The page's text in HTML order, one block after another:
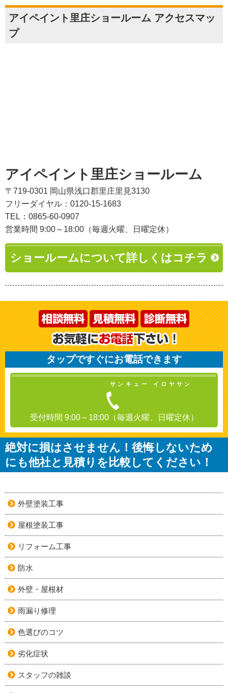
アイペイント里庄ショールーム アクセスマッ
プ
アイペイント里庄ショールーム
〒719-0301 岡山県浅口郡里庄里見3130
フリーダイヤル：0120-15-1683
TEL：0865-60-0907
営業時間 9:00～18:00（毎週火曜、日曜定休）
ショールームについて詳しくはコチラ
タップですぐにお電話できます
サンキュー イロヤサン
受付時間 9:00～18:00（毎週火曜、日曜定休）
絶対に損はさせません！後悔しないため
にも他社と見積りを比較してください！
外壁塗装工事
屋根塗装工事
リフォーム工事
防水
外壁・屋根材
雨漏り修理
色選びのコツ
劣化症状
スタッフの雑談